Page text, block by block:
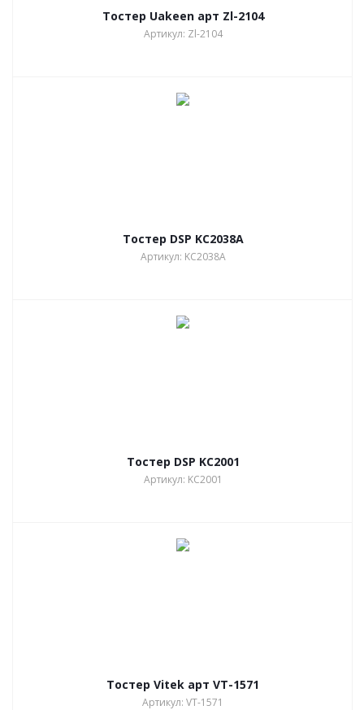
Тостер Uakeen арт Zl-2104
Артикул: Zl-2104
Тостер DSP KC2038A
Артикул: KC2038A
Тостер DSP KC2001
Артикул: KC2001
Тостер Vitek арт VT-1571
Артикул: VT-1571